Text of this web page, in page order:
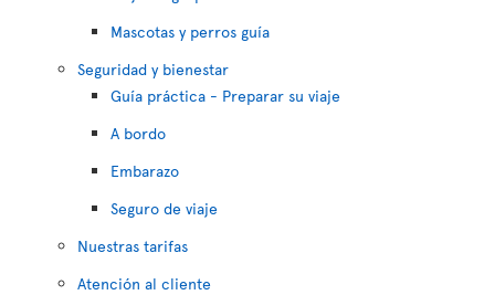
Mascotas y perros guía
Seguridad y bienestar
Guía práctica - Preparar su viaje
A bordo
Embarazo
Seguro de viaje
Nuestras tarifas
Atención al cliente